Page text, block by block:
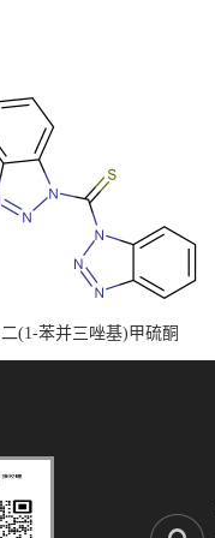
二(1-苯并三唑基)甲硫酮